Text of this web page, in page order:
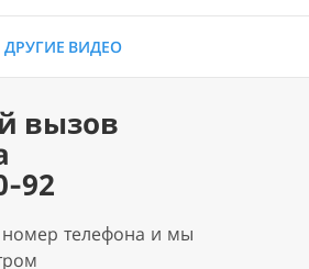
ДРУГИЕ ВИДЕО
вызов
92
номер телефона и мы